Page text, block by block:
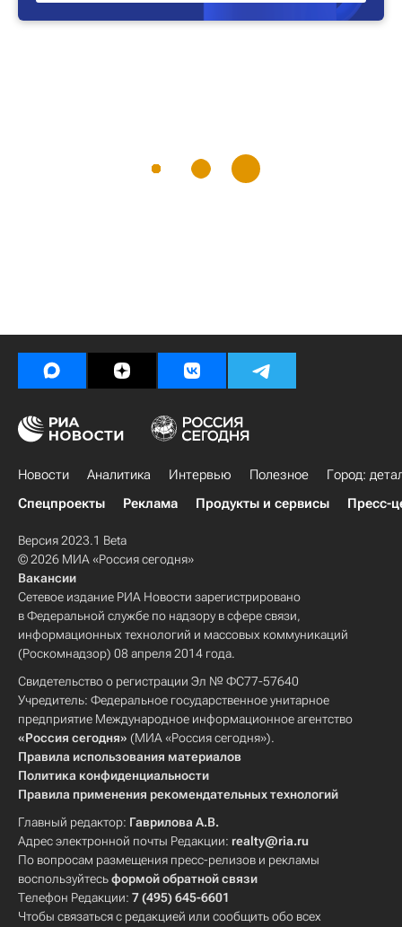
Новости Аналитика Интервью Полезное
Город:
Спецпроекты
Реклама Продукты и сервисы Пресс-
Версия 2023.1 Beta
© 2026 МИА «Россия сегодня»
Вакансии
Сетевое издание РИА Новости зарегистрировано
в Федеральной службе по надзору в сфере связи,
информационных технологий и массовых коммуникаций
(Роскомнадзор) 08 апреля 2014 года.
Свидетельство о регистрации Эл № ФС77-57640
Учредитель: Федеральное государственное унитарное
предприятие Международное информационное агентство
«Россия сегодня» (МИА «Россия сегодня»).
Правила использования материалов
Политика конфиденциальности
Правила применения рекомендательных технологий
Главный редактор: Гаврилова А.В.
Адрес электронной почты Редакции: realty@ria.ru
По вопросам размещения пресс-релизов и рекламы
воспользуйтесьформой обратной связи
Телефон Редакции: 7 (495) 645-6601
Чтобы связаться с редакцией или сообщить обо всех